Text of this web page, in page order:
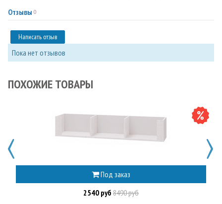
Отзывы 0
Написать отзыв
Пока нет отзывов
ПОХОЖИЕ ТОВАРЫ
Под заказ
2540 руб 8490 руб